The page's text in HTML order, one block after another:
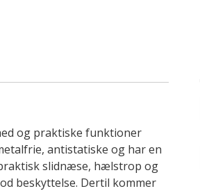
og praktiske funktioner
antistatiske og har en
slidnæse, hælstrop og
beskyttelse. Dertil kommer